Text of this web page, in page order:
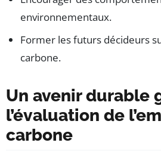
environnementaux.
Former les futurs décideurs
carbone.
Un avenir durable
l’évaluation de
carbone